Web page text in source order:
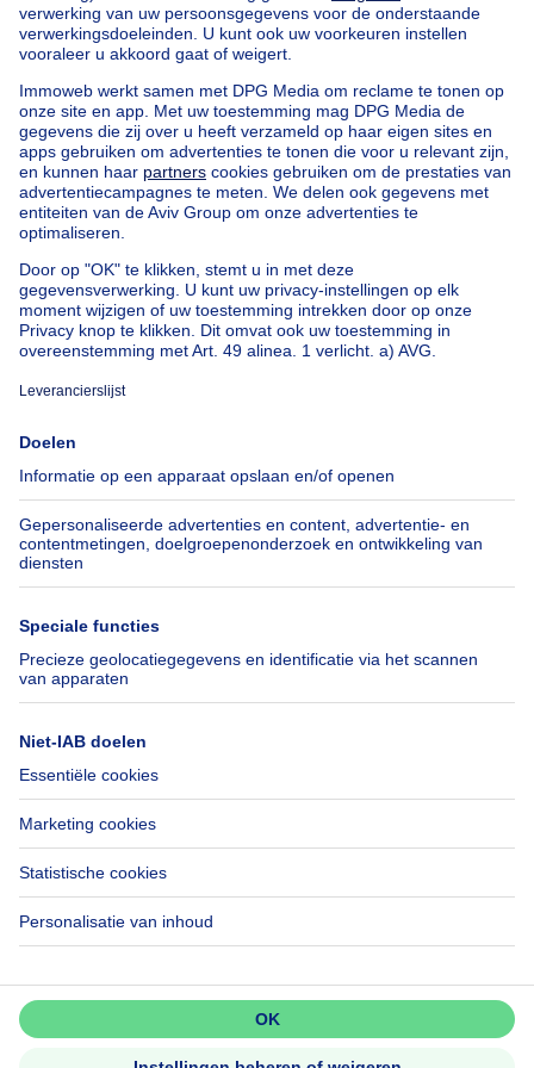
Vind andere panden
Huis te koop met 4 slaapkamers Limburg
Appartementsblok te koop
Uitzonderlijk vastgoed te koop
Boerderij te koop
Bungalow te koop
Chalet te koop
Kasteel te koop
Landhuis te koop
Gebouw gemengd gebruik te koop
Andere panden te koop
Manoir te koop
Huis te koop goedkoop in St-Gillis
Onze huizen buiten BelgiëHuis te koop Frankrijk
Huis te koop Spanje
Huis te koop Luxemburg
Huis te koop Nederland
Over
Immoweb
Pers
Jobs
Axel Springer Group
SeLoger.com
Immowelt.de
Tools
Belfius
Verzekeringen
Verhuis checklist
Hulp
Veelgestelde vragen
Toegankelijkheid
Contacteer ons
Volg ons
LinkedIn
Immoweb SA © 2026 - Alle rechten voorbehouden
Gebruiksvoorwaarden Cookie instellingen
Privacybeleid
Rangschikking regels
3044 -
d2b95f88ad4c2e3527743d6bd81664b3a2df8b8e -
Activeer meldingen en wees als
eerste op de hoogte van nieuwe